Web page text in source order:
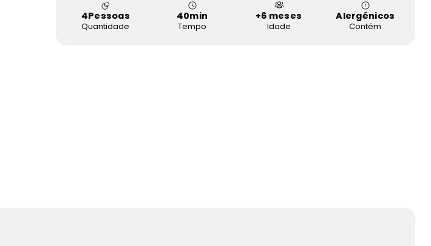
4Pessoas
Quantidade
40min
Tempo
+6 meses
Idade
Alergénicos
Contém